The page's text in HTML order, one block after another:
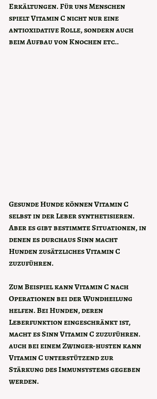
Erkältungen. Für uns Menschen
spielt Vitamin C nicht nur eine
antioxidative Rolle, sondern auch
beim Aufbau von Knochen etc..
Gesunde Hunde können Vitamin C
selbst in der Leber synthetisieren.
Aber es gibt bestimmte Situationen, in
denen es durchaus Sinn macht
Hunden zusätzliches Vitamin C
zuzuführen.
Zum Beispiel kann Vitamin C nach
Operationen bei der Wundheilung
helfen. Bei Hunden, deren
Leberfunktion eingeschränkt ist,
macht es Sinn Vitamin C zuzuführen.
auch bei einem Zwinger-husten kann
Vitamin C unterstützend zur
Stärkung des Immunsystems gegeben
werden.